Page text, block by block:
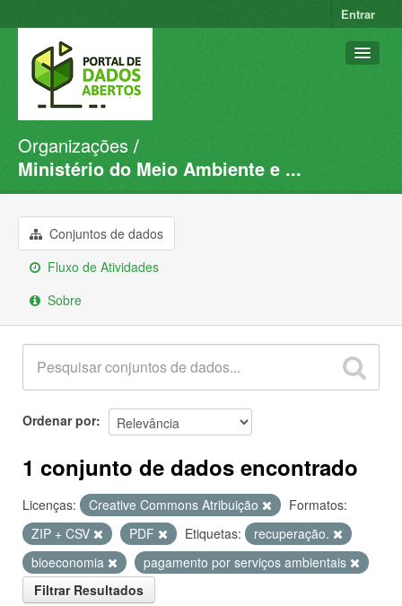
Entrar
Conjuntos de dados
Organizações
Sobre
Organizações
Ministério do Meio Ambiente e ...
Conjuntos de dados
Fluxo de Atividades
Sobre
Ordenar por
1 conjunto de dados encontrado
Licenças: Creative Commons Atribuição
Formatos:
ZIP + CSV
PDF Etiquetas:
recuperação.
bioeconomia
pagamento por serviços ambientais
Filtrar Resultados